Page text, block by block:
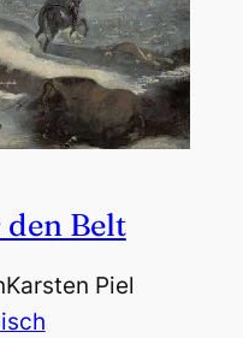
Belt
Karsten Piel